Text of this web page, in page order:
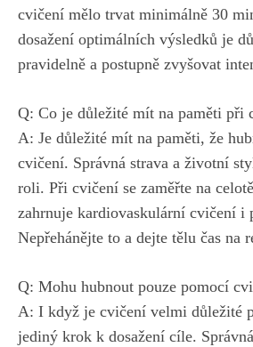
cvičení mělo trvat minimálně 30
dosažení optimálních výsledků je
pravidelně a postupně zvyšovat
Q: Co je důležité mít na paměti při
A: ​Je důležité mít na paměti, ⁣že
cvičení. Správná strava a životní
⁣roli. Při ‍cvičení se zaměřte na‌
zahrnuje kardiovaskulární cvičení i
Nepřehánějte​ to a dejte tělu čas na
Q: Mohu hubnout pouze pomocí
A: I když je cvičení velmi důležité
jediný krok k⁣ dosažení cíle.